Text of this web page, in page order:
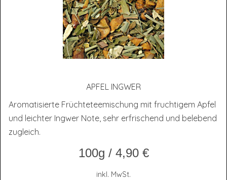
APFEL ING­WER
Aromatisierte Früchteteemischung mit fruchtigem Apfel
und leichter Ingwer Note, sehr erfrischend und belebend
zugleich.
100g / 4,90 €
inkl. MwSt.